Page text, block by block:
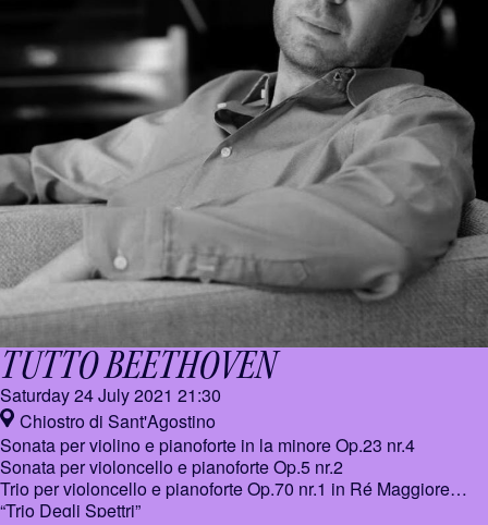
TUTTO BEETHOVEN
Saturday 24 July 2021 21:30
Chiostro di Sant'Agostino
Sonata per violino e pianoforte in la minore Op.23 nr.4
Sonata per violoncello e pianoforte Op.5 nr.2
Trio per violoncello e pianoforte Op.70 nr.1 in Ré Maggiore
“Trio Degli Spettri”